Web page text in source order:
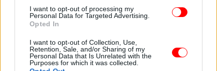
I want to opt-out of processing my
Personal Data for Targeted Advertising.
Opted In
I want to opt-out of Collection, Use,
Retention, Sale, and/or Sharing of my
Personal Data that Is Unrelated with the
Purposes for which it was collected.